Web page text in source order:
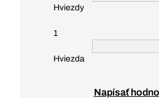
Hviezdy
1
Hviezda
Napísať